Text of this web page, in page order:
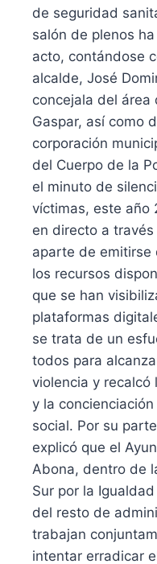
de seguridad
salón de plenos
acto, contándose
alcalde, José
concejala del área
Gaspar, así como
corporación
del Cuerpo de la
el minuto de
víctimas, este año
en directo a
aparte de emitirse
los recursos
que se han
plataformas
se trata de un
todos para
violencia y recalcó
y la
social. Por su
explicó que el
Abona, dentro de
Sur por la
del resto de
trabajan
intentar erradicar